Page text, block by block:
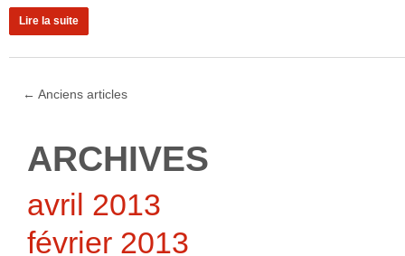
Lire la suite
← Anciens articles
ARCHIVES
avril 2013
février 2013